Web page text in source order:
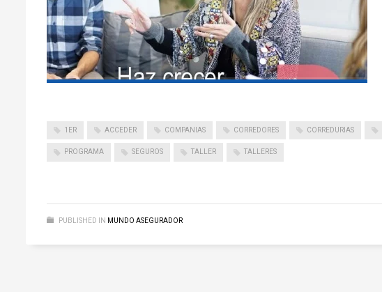
1ER ACCEDER COMPANIAS CORREDORES CORREDURIAS
PROGRAMA SEGUROS TALLER TALLERES
PUBLISHED IN MUNDO ASEGURADOR